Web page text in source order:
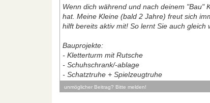
Wenn dich während und nach deinem "Bau"
hat. Meine Kleine (bald 2 Jahre) freut sich
hilft bereits aktiv mit! So lernt Sie auch gleich
Bauprojekte:
- Kletterturm mit Rutsche
- Schuhschrank/-ablage
- Schatztruhe + Spielzeugtruhe
unmöglicher Beitrag? Bitte melden!